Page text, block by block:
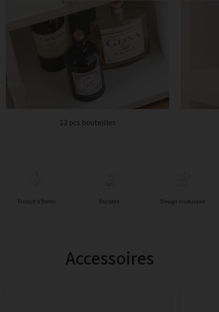
12 pcs bouteilles
Produit à Berlin Durable Design modulaire
Accessoires